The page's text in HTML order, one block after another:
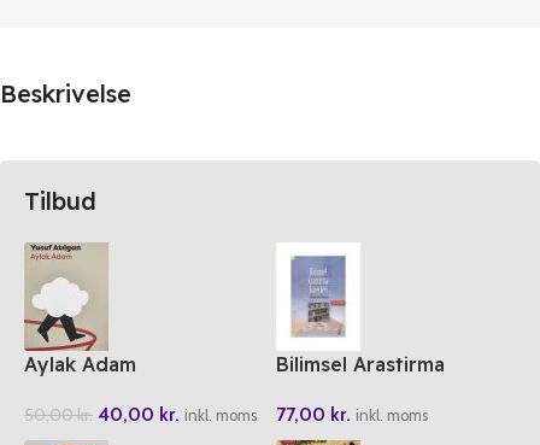
Beskrivelse
Tilbud
Aylak Adam
50,00kr. 40,00 kr. inkl. moms
Bilimsel Arastirma
77,00 kr. inkl. moms